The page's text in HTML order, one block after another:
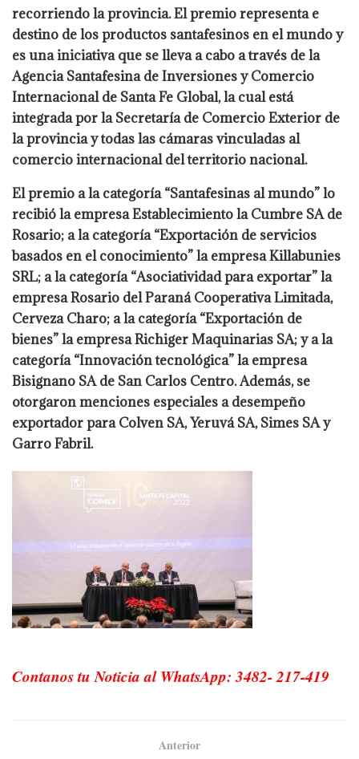
recorriendo la provincia. El premio representa e
destino de los productos santafesinos en el mundo y
es una iniciativa que se lleva a cabo a través de la
Agencia Santafesina de Inversiones y Comercio
Internacional de Santa Fe Global, la cual está
integrada por la Secretaría de Comercio Exterior de
la provincia y todas las cámaras vinculadas al
comercio internacional del territorio nacional.
El premio a la categoría “Santafesinas al mundo” lo
recibió la empresa Establecimiento la Cumbre SA de
Rosario; a la categoría “Exportación de servicios
basados en el conocimiento” la empresa Killabunies
SRL; a la categoría “Asociatividad para exportar” la
empresa Rosario del Paraná Cooperativa Limitada,
Cerveza Charo; a la categoría “Exportación de
bienes” la empresa Richiger Maquinarias SA; y a la
categoría “Innovación tecnológica” la empresa
Bisignano SA de San Carlos Centro. Además, se
otorgaron menciones especiales a desempeño
exportador para Colven SA, Yeruvá SA, Simes SA y
Garro Fabril.
Contanos tu Noticia al WhatsApp: 3482- 217-419
Anterior